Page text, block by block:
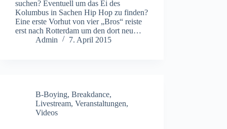
suchen? Eventuell um das Ei des
Kolumbus in Sachen Hip Hop zu finden?
Eine erste Vorhut von vier „Bros“ reiste
erst nach Rotterdam um den dort neu…
Admin
7. April 2015
B-Boying, Breakdance,
Livestream, Veranstaltungen,
Videos